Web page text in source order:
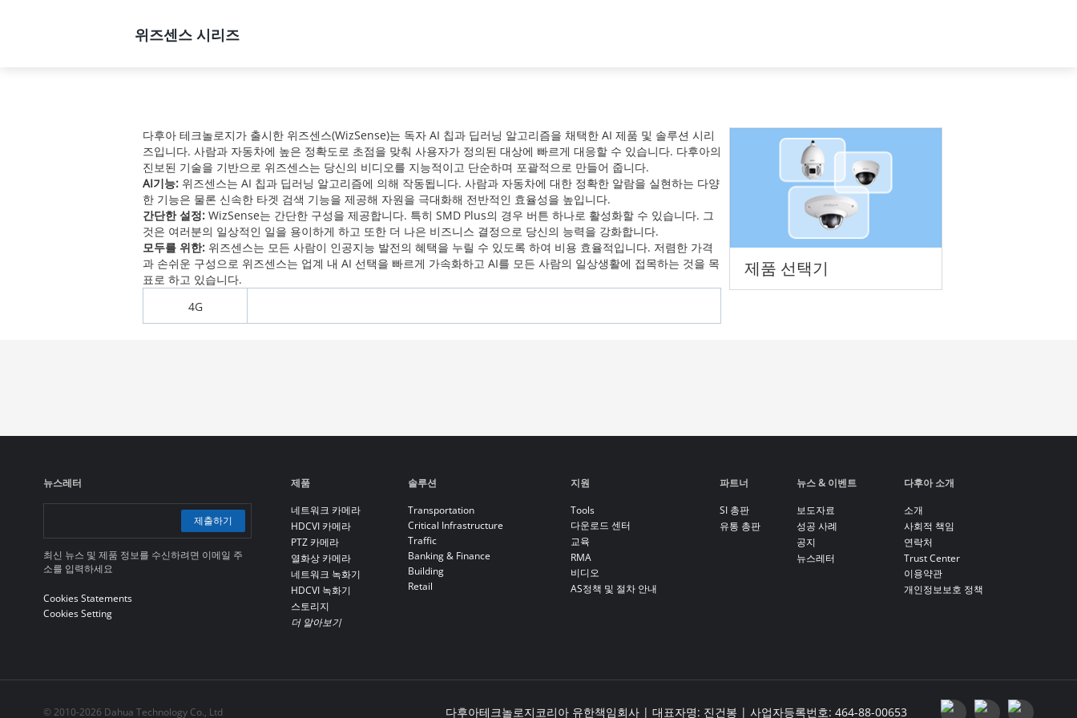
제품 솔루션
제품 모든 제품
위즈센스 시리즈
제품 선택기
다후아 테크놀로지가 출시한 위즈센스(WizSense)는 독자 AI 칩과 딥러닝 알고리즘을 채택한 AI 제품 및 솔루션 시리
즈입니다. 사람과 자동차에 높은 정확도로 초점을 맞춰 사용자가 정의된 대상에 빠르게 대응할 수 있습니다. 다후아의
진보된 기술을 기반으로 위즈센스는 당신의 비디오를 지능적이고 단순하며 포괄적으로 만들어 줍니다.
AI기능: 위즈센스는 AI 칩과 딥러닝 알고리즘에 의해 작동됩니다. 사람과 자동차에 대한 정확한 알람을 실현하는 다양
한 기능은 물론 신속한 타겟 검색 기능을 제공해 자원을 극대화해 전반적인 효율성을 높입니다.
간단한 설정: WizSense는 간단한 구성을 제공합니다. 특히 SMD Plus의 경우 버튼 하나로 활성화할 수 있습니다. 그
것은 여러분의 일상적인 일을 용이하게 하고 또한 더 나은 비즈니스 결정으로 당신의 능력을 강화합니다.
모두를 위한: 위즈센스는 모든 사람이 인공지능 발전의 혜택을 누릴 수 있도록 하여 비용 효율적입니다. 저렴한 가격
과 손쉬운 구성으로 위즈센스는 업계 내 AI 선택을 빠르게 가속화하고 AI를 모든 사람의 일상생활에 접목하는 것을 목
표로 하고 있습니다.
4G
뉴스레터
제출하기
최신 뉴스 및 제품 정보를 수신하려면 이메일 주
소를 입력하세요
Cookies Statements
Cookies Setting
제품
네트워크 카메라
HDCVI 카메라
PTZ 카메라
열화상 카메라
네트워크 녹화기
HDCVI 녹화기
스토리지
더 알아보기
솔루션
Transportation
Critical Infrastructure
Traffic
Banking & Finance
Building
Retail
지원
Tools
다운로드 센터
교육
RMA
비디오
AS정책 및 절차 안내
파트너
SI 총판
유통 총판
뉴스 & 이벤트
보도자료
성공 사례
공지
뉴스레터
다후아 소개
소개
사회적 책임
연락처
Trust Center
이용약관
개인정보보호 정책
다후아테크놀로지코리아 유한책임회사 | 대표자명: 진건봉 | 사업자등록번호: 464-88-00653
© 2010-2026 Dahua Technology Co., Ltd